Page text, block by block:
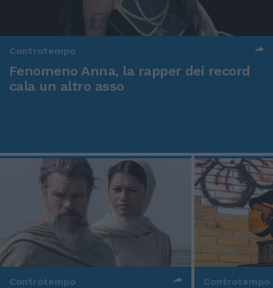
Controtempo
Fenomeno Anna, la rapper dei record
cala un altro asso
Controtempo Controtempo